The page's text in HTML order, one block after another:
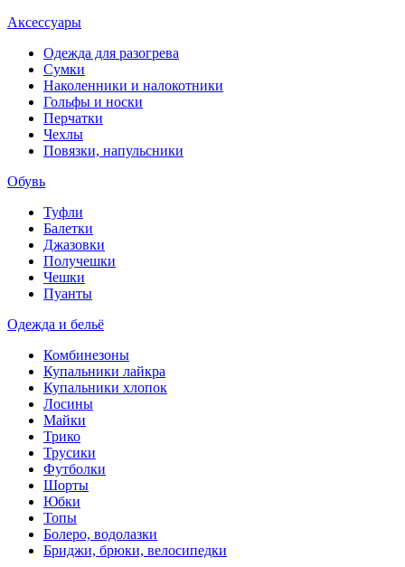
Аксессуары
Одежда для разогрева
Сумки
Наколенники и налокотники
Гольфы и носки
Перчатки
Чехлы
Повязки, напульсники
Обувь
Туфли
Балетки
Джазовки
Получешки
Чешки
Пуанты
Одежда и бельё
Комбинезоны
Купальники лайкра
Купальники хлопок
Лосины
Майки
Трико
Трусики
Футболки
Шорты
Юбки
Топы
Болеро, водолазки
Бриджи, брюки, велосипедки